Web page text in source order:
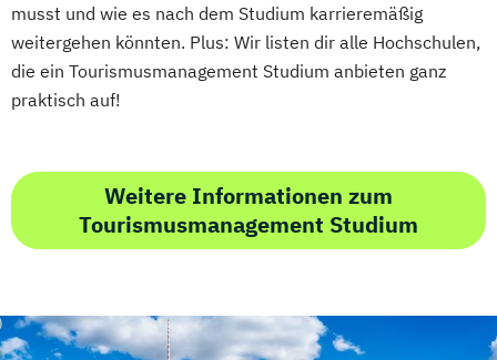
musst und wie es nach dem Studium karrieremäßig
weitergehen könnten. Plus: Wir listen dir alle Hochschulen,
die ein Tourismusmanagement Studium anbieten ganz
praktisch auf!
Weitere Informationen zum
Tourismusmanagement Studium